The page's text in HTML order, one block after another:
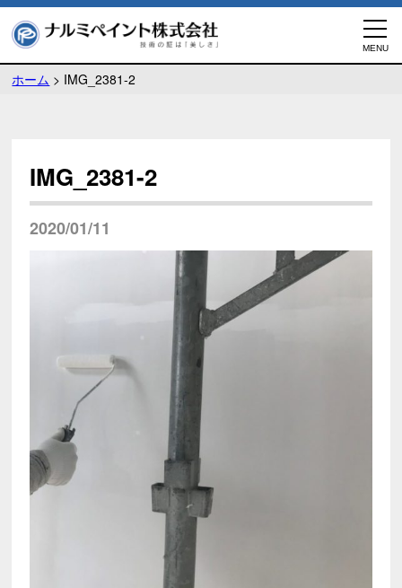
ホーム > IMG_2381-2
IMG_2381-2
2020/01/11